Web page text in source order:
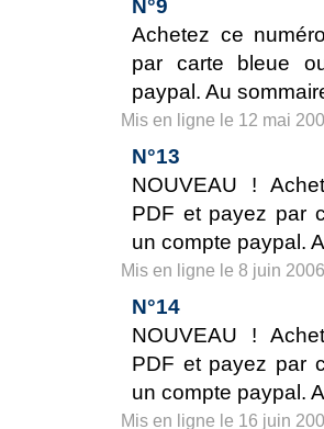
N°9
Achetez ce
par carte bleue
paypal. Au
Mis en ligne le 12 mai
N°13
NOUVEAU !
PDF et payez par
un compte paypal.
Mis en ligne le 8 juin
N°14
NOUVEAU !
PDF et payez par
un compte paypal.
Mis en ligne le 16 juin